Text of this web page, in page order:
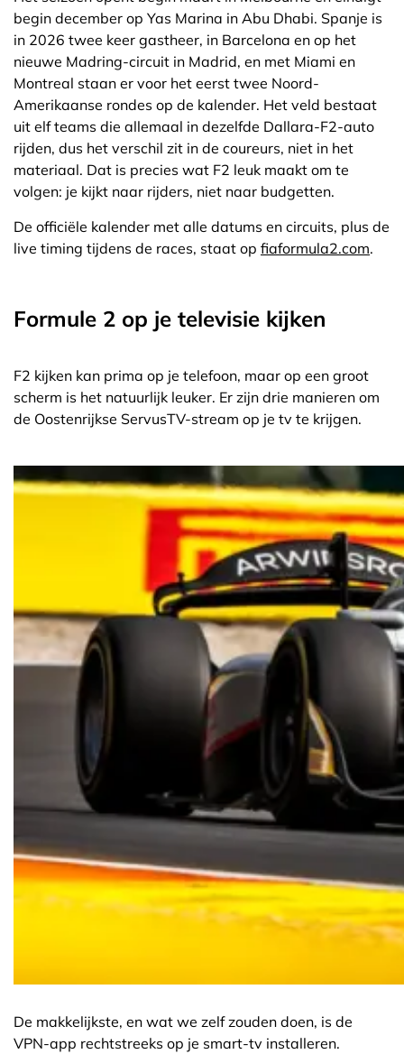
begin december op Yas Marina in Abu Dhabi. Spanje is
in 2026 twee keer gastheer, in Barcelona en op het
nieuwe Madring-circuit in Madrid, en met Miami en
Montreal staan er voor het eerst twee Noord-
Amerikaanse rondes op de kalender. Het veld bestaat
uit elf teams die allemaal in dezelfde Dallara-F2-auto
rijden, dus het verschil zit in de coureurs, niet in het
materiaal. Dat is precies wat F2 leuk maakt om te
volgen: je kijkt naar rijders, niet naar budgetten.
De officiële kalender met alle datums en circuits, plus de
live timing tijdens de races, staat op fiaformula2.com.
Formule 2 op je televisie kijken
F2 kijken kan prima op je telefoon, maar op een groot
scherm is het natuurlijk leuker. Er zijn drie manieren om
de Oostenrijkse ServusTV-stream op je tv te krijgen.
De makkelijkste, en wat we zelf zouden doen, is de
VPN-app rechtstreeks op je smart-tv installeren.